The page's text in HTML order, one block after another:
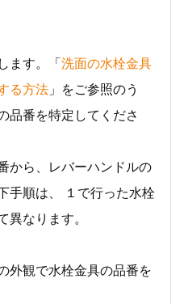
ます。「 洗面の水栓金具
る方法 」をご参照のう
品番を特定してくださ
から、レバーハンドルの
手順は、 １で行った水栓
異なります。
外観で水栓金具の品番を